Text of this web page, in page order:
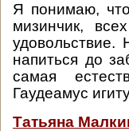
Я понимаю,
мизинчик,
удовольствие.
напиться до
самая
Гаудеамус
Татьяна